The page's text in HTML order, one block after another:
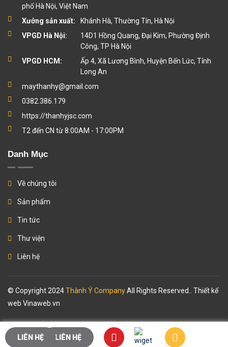
phố Hà Nội, Việt Nam
Xưởng sản xuất:
Khánh Hà, Thường Tín, Hà Nội
VPGD Hà Nội:
14D1 Hồng Quang, Đại Kim, Phường Định
Công, TP Hà Nội
VPGD HCM:
Ấp 4, Xã Lương Bình, Huyện Bến Lức, Tỉnh
Long An
maythanhy@gmail.com
0382.386.179
https://thanhyjsc.com
T2 đến CN từ 8:00AM - 17:00PM
Danh Mục
Về chúng tôi
Sản phẩm
Tin tức
Thư viện
Liên hệ
© Copyright 2024Thành Ý CompanyAll Rights Reserved.. Thiết kế
web Vinaweb.vn
LIÊN HỆ
LIÊN HỆ